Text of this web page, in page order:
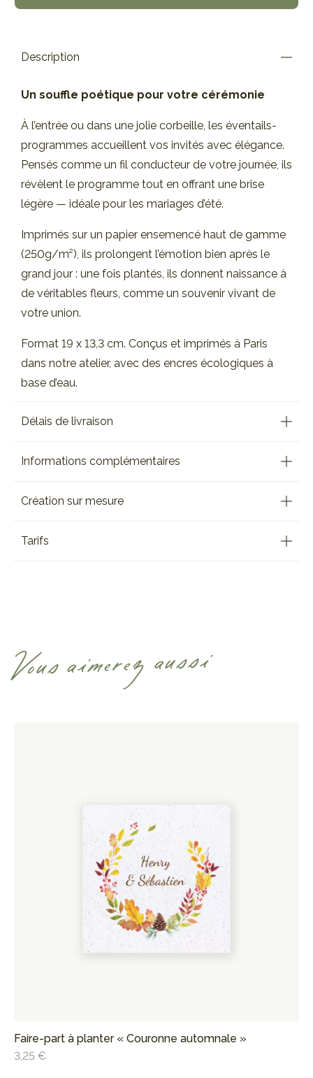
Description
Un souffle poétique pour votre cérémonie
À l’entrée ou dans une jolie corbeille, les éventails-
programmes accueillent vos invités avec élégance.
Pensés comme un fil conducteur de votre journée, ils
révèlent le programme tout en offrant une brise
légère — idéale pour les mariages d’été.
Imprimés sur un papier ensemencé haut de gamme
(250g/m²), ils prolongent l’émotion bien après le
grand jour : une fois plantés, ils donnent naissance à
de véritables fleurs, comme un souvenir vivant de
votre union.
Format 19 x 13,3 cm. Conçus et imprimés à Paris
dans notre atelier, avec des encres écologiques à
base d’eau.
Délais de livraison
Informations complémentaires
Création sur mesure
Tarifs
Vous aimerez aussi
Faire-part à planter « Couronne automnale »
3,25 €